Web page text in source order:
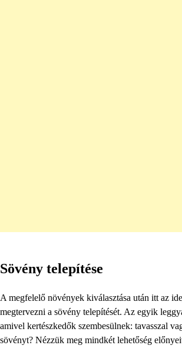
Sövény telepítése
A megfelelő növények kiválasztása után itt az
megtervezni a sövény telepítését. Az egyik
amivel kertészkedők szembesülnek: tavasszal
sövényt? Nézzük meg mindkét lehetőség